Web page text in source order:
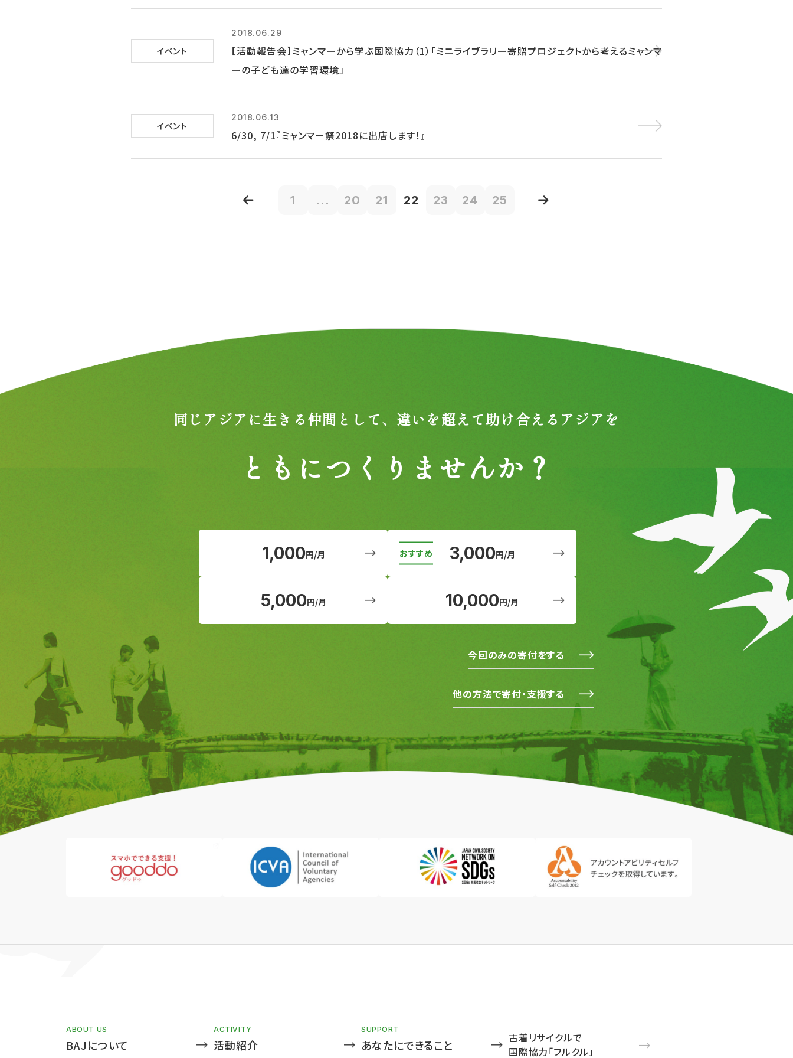
イベント
2018.06.29
【活動報告会】ミャンマーから学ぶ国際協力（1）「ミニライブラリー寄贈プロジェクトから考えるミャンマ
ーの子ども達の学習環境」
イベント
2018.06.13
6/30, 7/1『ミャンマー祭2018に出店します！』
1 ... 20 21 22 23 24 25
同じアジアに生きる仲間として、 違いを超えて助け合えるアジアを
ともにつくりませんか？
1,000円/月 3,000円/月
5,000円/月 10,000円/月
今回のみの寄付をする
他の方法で寄付・支援する
ABOUT US
BAJについて
ACTIVITY
活動紹介
SUPPORT
あなたにできること
古着リサイクルで
国際協力「フルクル」